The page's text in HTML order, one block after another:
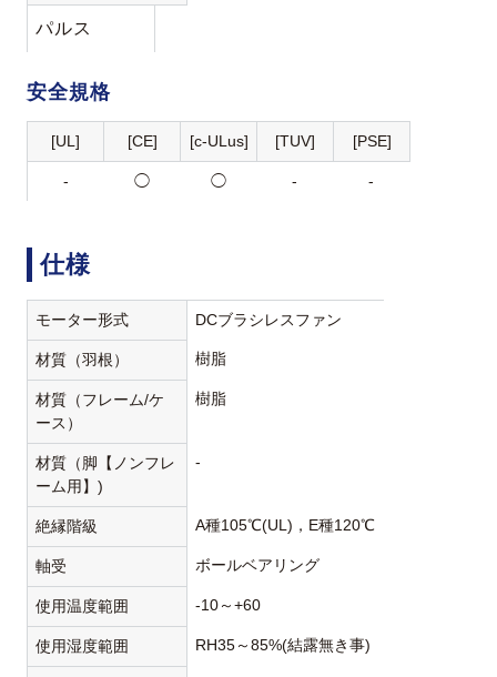
パルス
安全規格
[UL] [CE] [c-ULus] [TUV] [PSE]
- ◯ ◯ - -
仕様
モーター形式 DCブラシレスファン
材質（羽根） 樹脂
材質（フレーム/ケ
ース）
樹脂
材質（脚【ノンフレ
ーム用】)
-
絶縁階級 A種105℃(UL)，E種120℃
軸受 ボールベアリング
使用温度範囲 -10～+60
使用湿度範囲 RH35～85%(結露無き事)